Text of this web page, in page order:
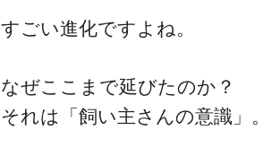
すごい進化ですよね。
なぜここまで延びたのか？
それは「飼い主さんの意識」。